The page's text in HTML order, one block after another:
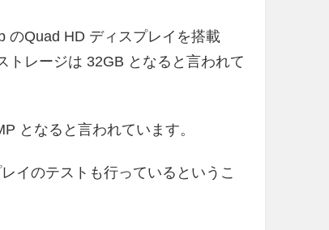
のQuad HD ディスプレイを搭載
トレージは 32GB となると言われて
となると言われています。
イのテストも行っているというこ